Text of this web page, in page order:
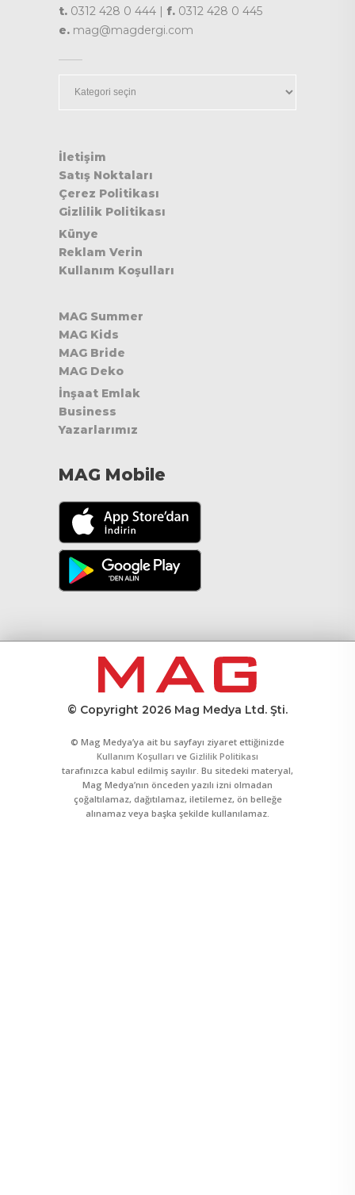
t. 0312 428 0 444 | f. 0312 428 0 445
e. mag@magdergi.com
İletişim
Satış Noktaları
Çerez Politikası
Gizlilik Politikası
Künye
Reklam Verin
Kullanım Koşulları
MAG Summer
MAG Kids
MAG Bride
MAG Deko
İnşaat Emlak
Business
Yazarlarımız
MAG Mobile
© Copyright 2026 Mag Medya Ltd. Şti.
© Mag Medya’ya ait bu sayfayı ziyaret ettiğinizde
Kullanım Koşulları ve Gizlilik Politikası
tarafınızca kabul edilmiş sayılır. Bu sitedeki materyal,
Mag Medya’nın önceden yazılı izni olmadan
çoğaltılamaz, dağıtılamaz, iletilemez, ön belleğe
alınamaz veya başka şekilde kullanılamaz.